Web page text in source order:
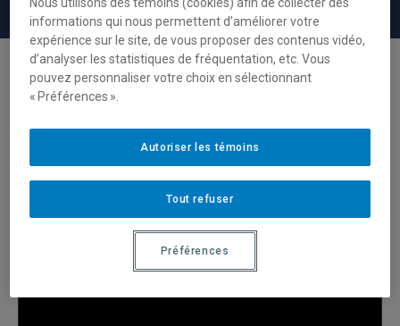
La modalité d’enseignement comodale
Les affichages
Guide d’utilisation vidéo
informations qui nous permettent d’améliorer votre
expérience sur le site, de vous proposer des contenus vidéo,
d’analyser les statistiques de fréquentation, etc. Vous
pouvez personnaliser votre choix en sélectionnant
« Préférences ».
Tout refuser
Autoriser les témoins
Préférences